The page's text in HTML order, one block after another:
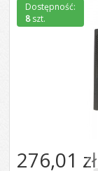
276,01 zł
Dostępność:
8szt.